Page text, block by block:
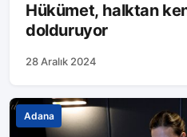
Hükümet, halktan
dolduruyor
28 Aralık 2024
Adana